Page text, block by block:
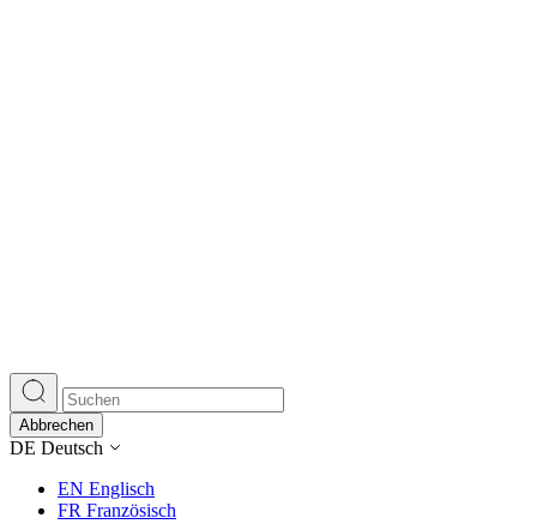
Abbrechen
DE Deutsch
EN Englisch
FR Französisch